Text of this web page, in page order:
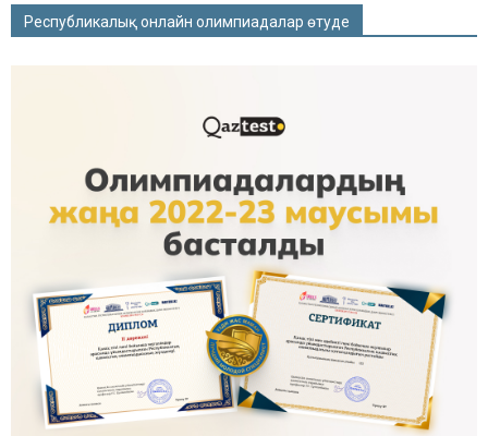
Республикалық онлайн олимпиадалар өтуде